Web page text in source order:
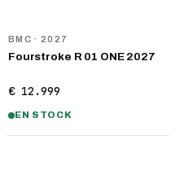
BMC · 2027
Fourstroke R 01 ONE 2027
€ 12.999
EN STOCK